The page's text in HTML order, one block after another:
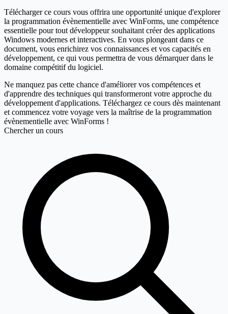
Télécharger ce cours vous offrira une opportunité unique d'explorer
la programmation évènementielle avec WinForms, une compétence
essentielle pour tout développeur souhaitant créer des applications
Windows modernes et interactives. En vous plongeant dans ce
document, vous enrichirez vos connaissances et vos capacités en
développement, ce qui vous permettra de vous démarquer dans le
domaine compétitif du logiciel.
Ne manquez pas cette chance d'améliorer vos compétences et
d'apprendre des techniques qui transformeront votre approche du
développement d'applications. Téléchargez ce cours dès maintenant
et commencez votre voyage vers la maîtrise de la programmation
évènementielle avec WinForms !
Chercher un cours